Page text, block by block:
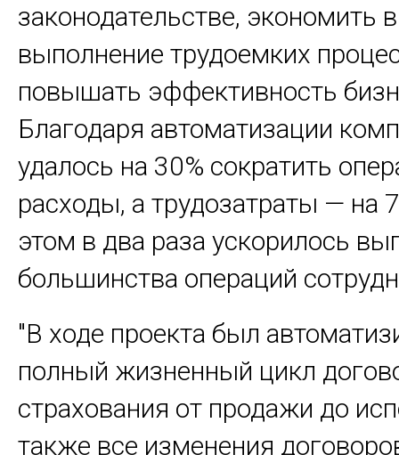
законодательстве, экономить
выполнение трудоемких
повышать эффективность
Благодаря автоматизации
удалось на 30% сократить
расходы, а трудозатраты — на
этом в два раза ускорилось
большинства операций
"В ходе проекта был
полный жизненный цикл
страхования от продажи до
также все изменения